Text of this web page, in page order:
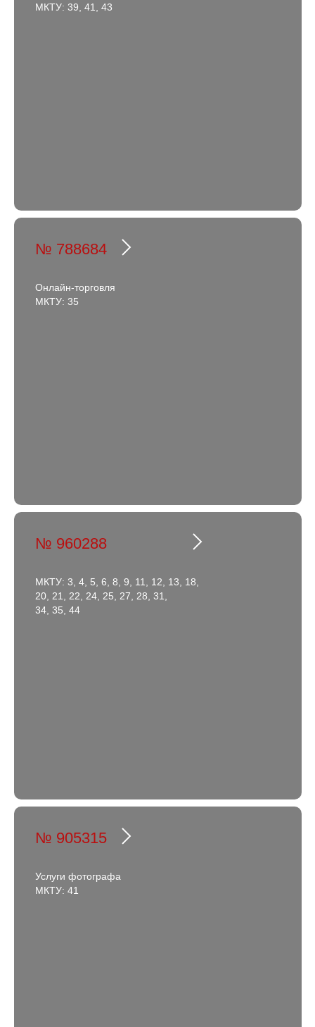
МКТУ: 39, 41, 43
№ 788684
Онлайн-торговля
МКТУ: 35
№ 960288
МКТУ: 3, 4, 5, 6, 8, 9, 11, 12, 13, 18,
20, 21, 22, 24, 25, 27, 28, 31,
34, 35, 44
№ 905315
Услуги фотографа
МКТУ: 41